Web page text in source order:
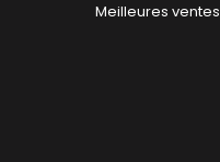
Meilleures ventes